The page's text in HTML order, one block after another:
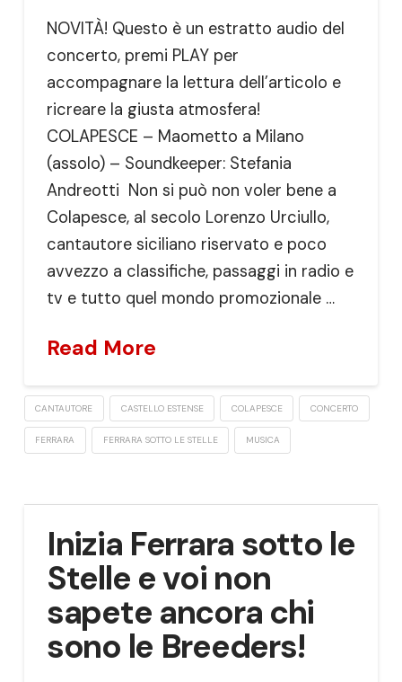
NOVITÀ! Questo è un estratto audio del
concerto, premi PLAY per
accompagnare la lettura dell’articolo e
ricreare la giusta atmosfera!
COLAPESCE – Maometto a Milano
(assolo) – Soundkeeper: Stefania
Andreotti Non si può non voler bene a
Colapesce, al secolo Lorenzo Urciullo,
cantautore siciliano riservato e poco
avvezzo a classifiche, passaggi in radio e
tv e tutto quel mondo promozionale …
Read More
CANTAUTORE CASTELLO ESTENSE COLAPESCE CONCERTO
FERRARA FERRARA SOTTO LE STELLE MUSICA
Inizia Ferrara sotto le
Stelle e voi non
sapete ancora chi
sono le Breeders!